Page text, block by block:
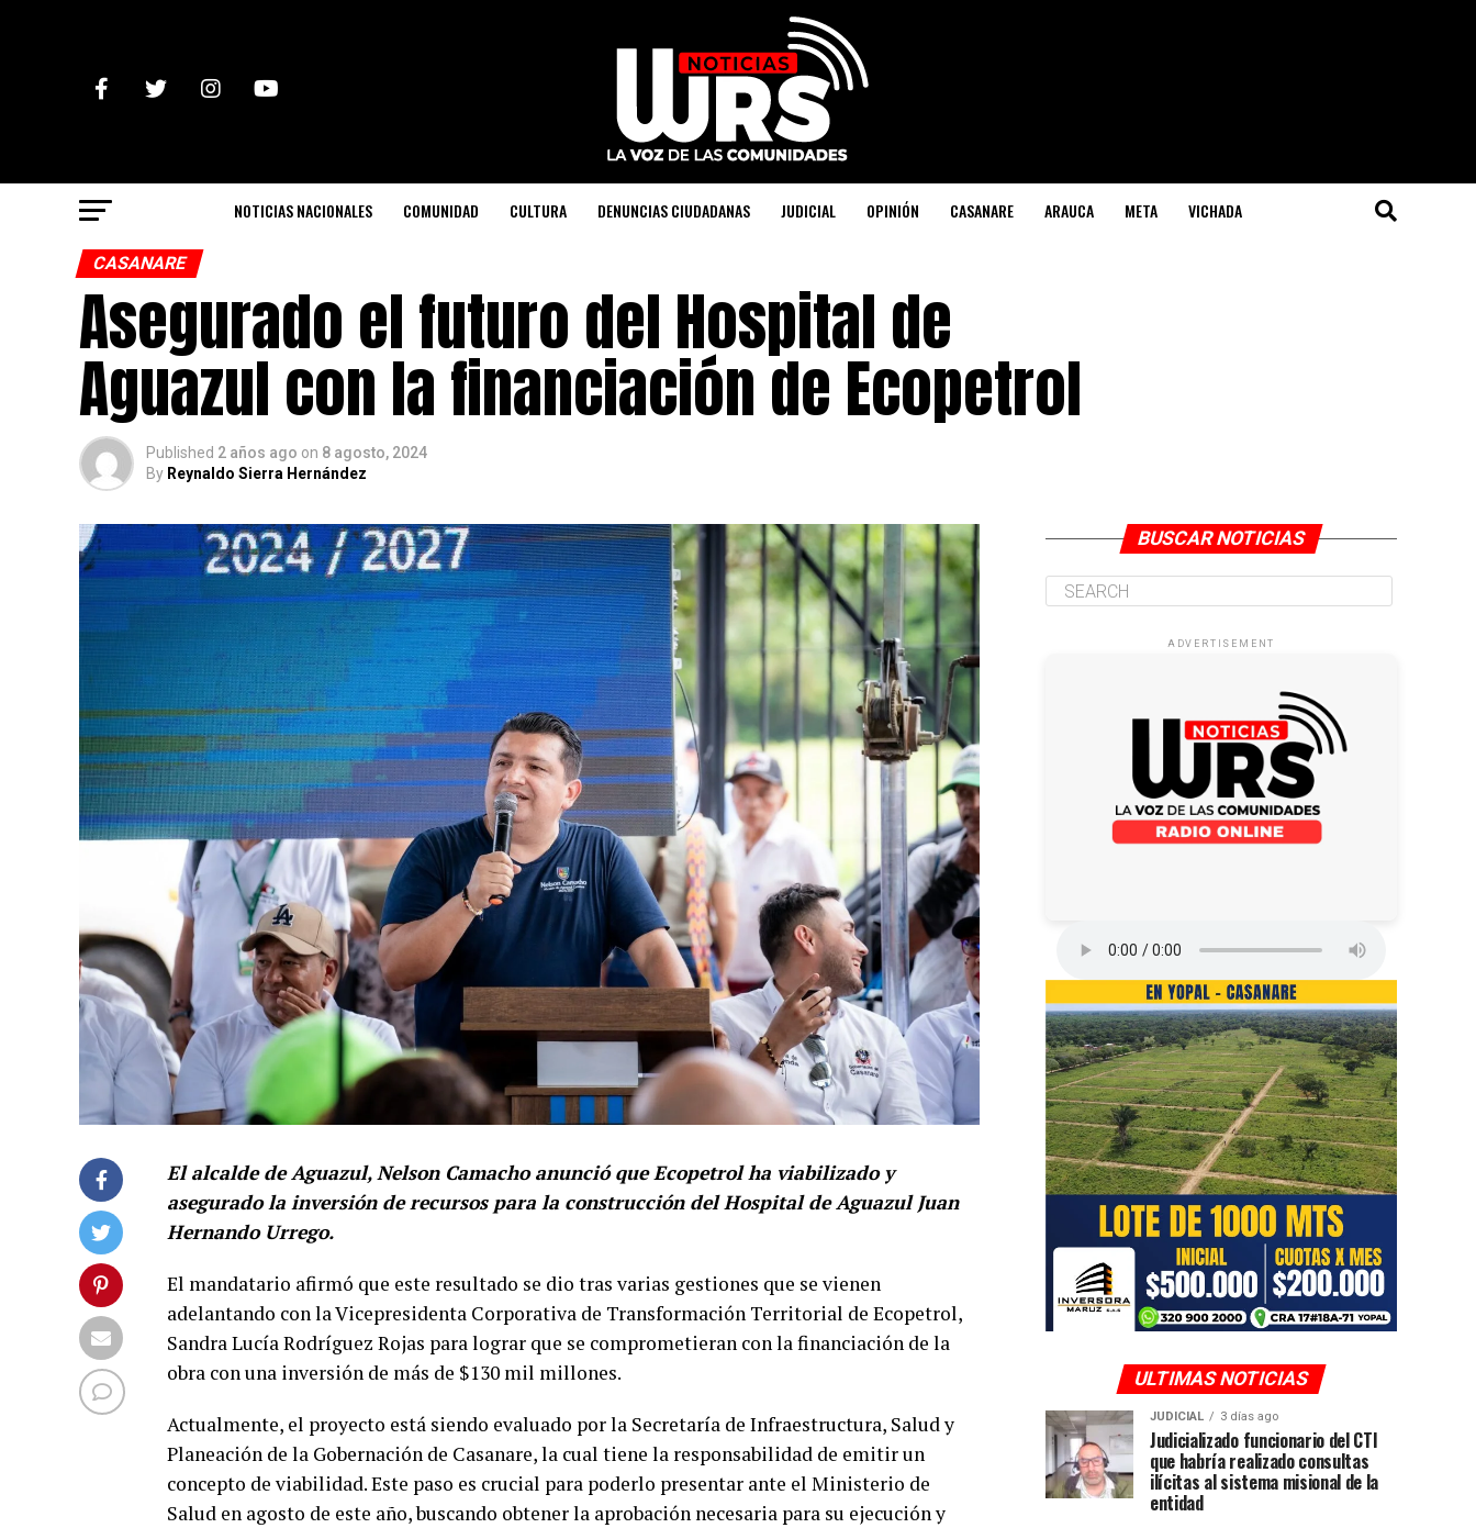
NOTICIAS NACIONALES COMUNIDAD CULTURA DENUNCIAS CIUDADANAS JUDICIAL OPINIÓN CASANARE ARAUCA META VICHADA
CASANARE
Asegurado el futuro del Hospital de
Aguazul con la financiación de Ecopetrol
Published 2 años ago on 8 agosto, 2024
By Reynaldo Sierra Hernández
El alcalde de Aguazul, Nelson Camacho anunció que Ecopetrol ha viabilizado y
asegurado la inversión de recursos para la construcción del Hospital de Aguazul Juan
Hernando Urrego.
El mandatario afirmó que este resultado se dio tras varias gestiones que se vienen
adelantando con la Vicepresidenta Corporativa de Transformación Territorial de Ecopetrol,
Sandra Lucía Rodríguez Rojas para lograr que se comprometieran con la financiación de la
obra con una inversión de más de $130 mil millones.
Actualmente, el proyecto está siendo evaluado por la Secretaría de Infraestructura, Salud y
Planeación de la Gobernación de Casanare, la cual tiene la responsabilidad de emitir un
concepto de viabilidad. Este paso es crucial para poderlo presentar ante el Ministerio de
Salud en agosto de este año, buscando obtener la aprobación necesaria para su ejecución y
BUSCAR NOTICIAS
ADVERTISEMENT
ULTIMAS NOTICIAS
JUDICIAL 3 días ago
Judicializado funcionario del CTI
que habría realizado consultas
ilícitas al sistema misional de la
entidad